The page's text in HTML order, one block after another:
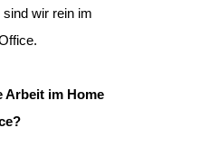
sind wir rein im
Arbeit im Home